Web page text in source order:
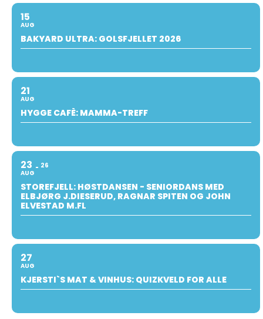
15
AUG
BAKYARD ULTRA: GOLSFJELLET 2026
21
AUG
HYGGE CAFÈ: MAMMA-TREFF
23
AUG
26
STOREFJELL: HØSTDANSEN - SENIORDANS MED
ELBJØRG J.DIESERUD, RAGNAR SPITEN OG JOHN
ELVESTAD M.FL
27
AUG
KJERSTI`S MAT & VINHUS: QUIZKVELD FOR ALLE